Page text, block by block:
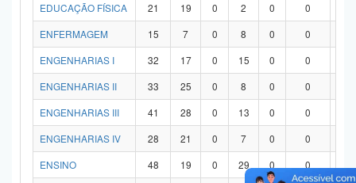
EDUCAÇÃO FÍSICA
21 19 0 2 0 0
ENFERMAGEM
15 7 0 8 0 0
ENGENHARIAS I
32 17 0 15 0 0
ENGENHARIAS II
33 25 0 8 0 0
ENGENHARIAS III
41 28 0 13 0 0
ENGENHARIAS IV
28 21 0 7 0 0
ENSINO
48 19 0 29 0 0